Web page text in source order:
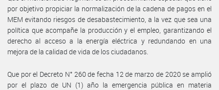
por objetivo propiciar la normalización de la cadena de pagos en el
MEM evitando riesgos de desabastecimiento, a la vez que sea una
política que acompañe la producción y el empleo, garantizando el
derecho al acceso a la energía eléctrica y redundando en una
mejora de la calidad de vida de los ciudadanos.
Que por el Decreto N° 260 de fecha 12 de marzo de 2020 se amplió
por el plazo de UN (1) año la emergencia pública en materia